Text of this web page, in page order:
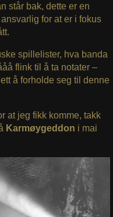
står bak, dette er en
for at er i fokus
spillelister, hva banda
flink til å ta notater –
å forholde seg til denne
at jeg fikk komme, takk
Karmøygeddon i mai